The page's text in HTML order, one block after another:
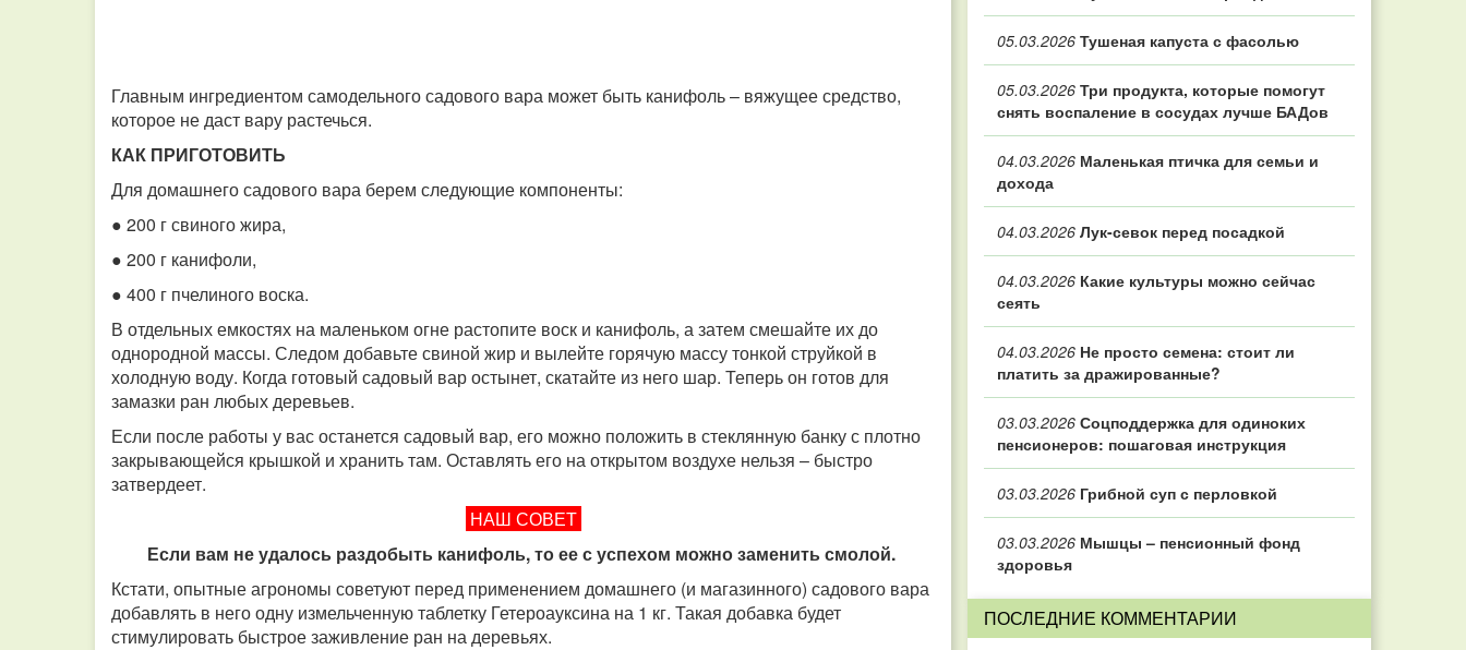
Главным ингредиентом самодельного садового вара может быть канифоль – вяжущее средство,
которое не даст вару растечься.
КАК ПРИГОТОВИТЬ
Для домашнего садового вара берем следующие компоненты:
● 200 г свиного жира,
● 200 г канифоли,
● 400 г пчелиного воска.
В отдельных емкостях на маленьком огне растопите воск и канифоль, а затем смешайте их до
однородной массы. Следом добавьте свиной жир и вылейте горячую массу тонкой струйкой в
холодную воду. Когда готовый садовый вар остынет, скатайте из него шар. Теперь он готов для
замазки ран любых деревьев.
Если после работы у вас останется садовый вар, его можно положить в стеклянную банку с плотно
закрывающейся крышкой и хранить там. Оставлять его на открытом воздухе нельзя – быстро
затвердеет.
НАШ СОВЕТ
Если вам не удалось раздобыть канифоль, то ее с успехом можно заменить смолой.
Кстати, опытные агрономы советуют перед применением домашнего (и магазинного) садового вара
добавлять в него одну измельченную таблетку Гетероауксина на 1 кг. Такая добавка будет
стимулировать быстрое заживление ран на деревьях.
05.03.2026 Тушеная капуста с фасолью
05.03.2026 Три продукта, которые помогут
снять воспаление в сосудах лучше БАДов
04.03.2026 Маленькая птичка для семьи и
дохода
04.03.2026 Лук-севок перед посадкой
04.03.2026 Какие культуры можно сейчас
сеять
04.03.2026 Не просто семена: стоит ли
платить за дражированные?
03.03.2026 Соцподдержка для одиноких
пенсионеров: пошаговая инструкция
03.03.2026 Грибной суп с перловкой
03.03.2026 Мышцы – пенсионный фонд
здоровья
ПОСЛЕДНИЕ КОММЕНТАРИИ